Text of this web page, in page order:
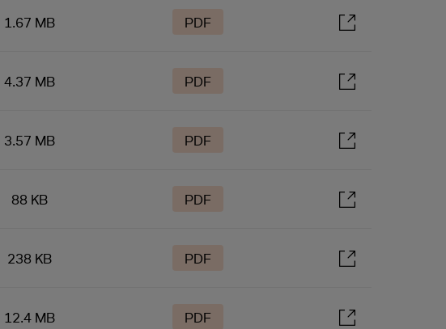
1.67 MB PDF
4.37 MB PDF
3.57 MB PDF
88 KB PDF
238 KB PDF
12.4 MB PDF